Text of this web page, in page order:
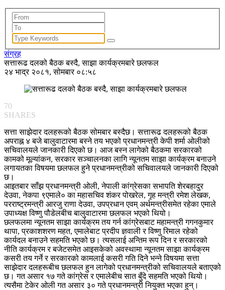
संग्रह
सत्तारूढ दलको बैठक बस्दै, साझा कार्यक्रमबारे छलफल
२४ भाद्र २०८१, सोमबार ०८:५८
70
SHARES
सत्ता साझेदार दलहरूको बैठक सोमबार बस्दैछ। सत्तारूढ दलहरूको बैठक
अपराह्न ४ बजे बालुवाटारमा बस्ने तय भएको प्रधानमन्त्री केपी शर्मा ओलीको
सचिवालयले जानकारी दिएको छ। आज बस्न लागेको बैठकमा सरकारको
कामको मूल्यांकन, सरकार सञ्चालनका लागि न्यूनतम साझा कार्यक्रम बनाउने
लगायतका विषयमा छलफल हुने प्रधानमन्त्रीको सचिवालयले जानकारी दिएको
छ।
आइतबार साँझ प्रधानमन्त्री ओली, नेपाली कांग्रेसका सभापति शेरबहादुर
देउवा, नेकपा ९एमाले० का महासचिव शंकर पोखरेल, गृह मन्त्री रमेश लेखक,
परराष्ट्रमन्त्री आरजु राणा देउवा, उपप्रधान एवम् अर्थमन्त्रीसमेत रहेका एमाले
उपाध्यक्ष विष्णु पौडेलबीच बालुवाटारमा छलफल भएको थियो।
छलफलमा न्यूनतम साझा कार्यक्रम तय गर्न कांग्रेसबाट महामन्त्री गगनकुमार
थापा, प्रकाशशरण महत, एमालेबाट प्रदीप ज्ञवाली र विष्णु रिमाल रहेको
कार्यदल बनाउने सहमति भएको छ। त्यसलाई अन्तिम रूप दिन र सरकारको
नीति कार्यक्रम र बजेटसमेत आइसकेको अवस्थामा न्यूनतम साझा कार्यक्रम
कसरी तय गर्ने र सरकारको कामलाई कसरी गति दिने भन्ने विषयमा सत्ता
साझेदार दलहरूबीच छलफल हुन लागेको प्रधानमन्त्रीको सचिवालयले बताएको
छ। गत असार १७ गते कांग्रेस र एमालेबीच सात बुँदे सहमति भएको थियो।
त्यसैमा टेकेर ओली गत असार ३० गते प्रधानमन्त्री नियुक्त भएका हुन्।